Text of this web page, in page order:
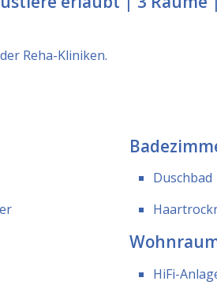
Reha-Kliniken.
Duschbad
HiFi-